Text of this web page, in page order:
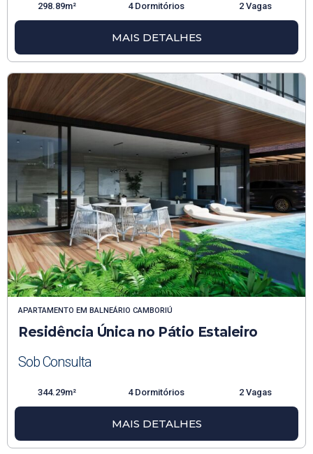
298.89m² 4 Dormitórios 2 Vagas
MAIS DETALHES
APARTAMENTO EM BALNEÁRIO CAMBORIÚ
Residência Única no Pátio Estaleiro
Sob Consulta
344.29m² 4 Dormitórios 2 Vagas
MAIS DETALHES